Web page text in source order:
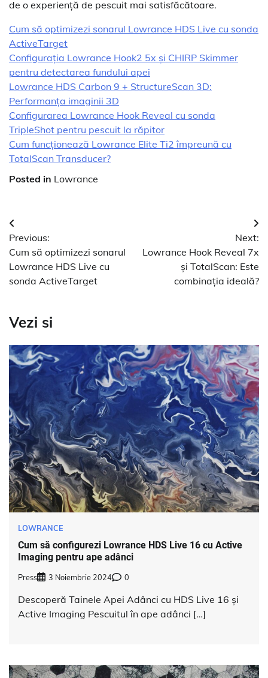
de o experiență de pescuit mai satisfăcătoare.
Cum să optimizezi sonarul Lowrance HDS Live cu sonda
ActiveTarget
Configurația Lowrance Hook2 5x și CHIRP Skimmer
pentru detectarea fundului apei
Lowrance HDS Carbon 9 + StructureScan 3D:
Performanța imaginii 3D
Configurarea Lowrance Hook Reveal cu sonda
TripleShot pentru pescuit la răpitor
Cum funcționează Lowrance Elite Ti2 împreună cu
TotalScan Transducer?
Posted in Lowrance
Navigare
în
articole
Previous:
Cum să optimizezi sonarul
Lowrance HDS Live cu
sonda ActiveTarget
Next:
Lowrance Hook Reveal 7x
și TotalScan: Este
combinația ideală?
Vezi si
LOWRANCE
Cum să configurezi Lowrance HDS Live 16 cu Active
Imaging pentru ape adânci
Press 3 Noiembrie 2024 0
Descoperă Tainele Apei Adânci cu HDS Live 16 și
Active Imaging Pescuitul în ape adânci […]